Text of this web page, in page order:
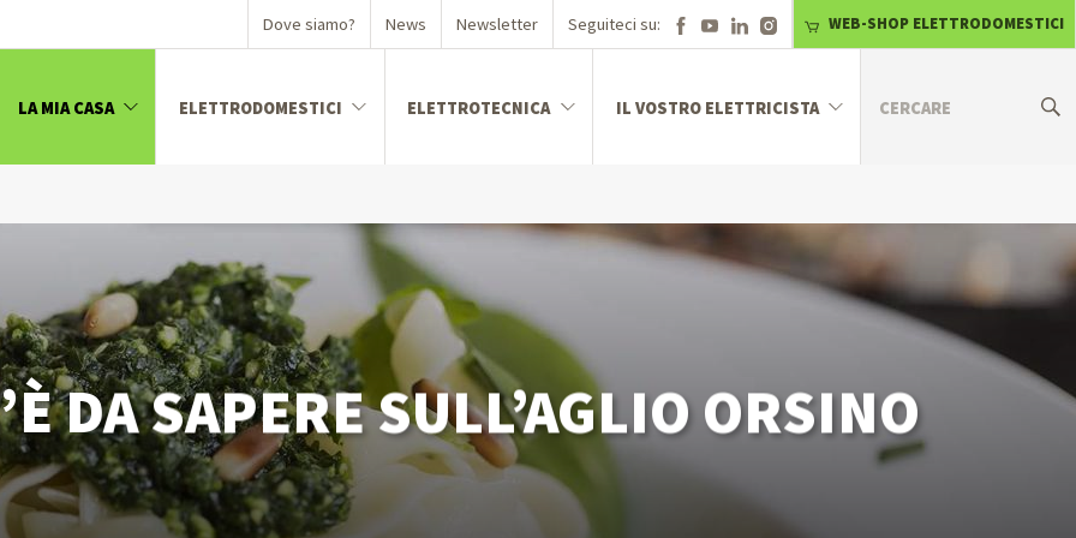
WEB-SHOP ELETTRODOMESTICI
Seguiteci su:
Dove siamo? News Newsletter
LA MIA CASA ELETTRODOMESTICI ELETTROTECNICA IL VOSTRO ELETTRICISTA
DA SAPERE SULL’AGLIO ORSINO